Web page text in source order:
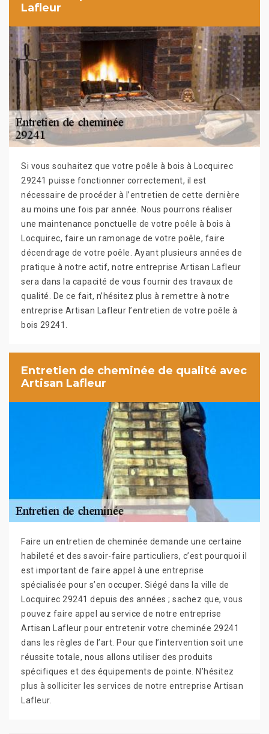
Lafleur
Si vous souhaitez que votre poêle à bois à Locquirec
29241 puisse fonctionner correctement, il est
nécessaire de procéder à l’entretien de cette dernière
au moins une fois par année. Nous pourrons réaliser
une maintenance ponctuelle de votre poêle à bois à
Locquirec, faire un ramonage de votre poêle, faire
décendrage de votre poêle. Ayant plusieurs années de
pratique à notre actif, notre entreprise Artisan Lafleur
sera dans la capacité de vous fournir des travaux de
qualité. De ce fait, n’hésitez plus à remettre à notre
entreprise Artisan Lafleur l’entretien de votre poêle à
bois 29241.
Entretien de cheminée de qualité avec
Artisan Lafleur
Faire un entretien de cheminée demande une certaine
habileté et des savoir-faire particuliers, c’est pourquoi il
est important de faire appel à une entreprise
spécialisée pour s’en occuper. Siégé dans la ville de
Locquirec 29241 depuis des années ; sachez que, vous
pouvez faire appel au service de notre entreprise
Artisan Lafleur pour entretenir votre cheminée 29241
dans les règles de l’art. Pour que l’intervention soit une
réussite totale, nous allons utiliser des produits
spécifiques et des équipements de pointe. N’hésitez
plus à solliciter les services de notre entreprise Artisan
Lafleur.